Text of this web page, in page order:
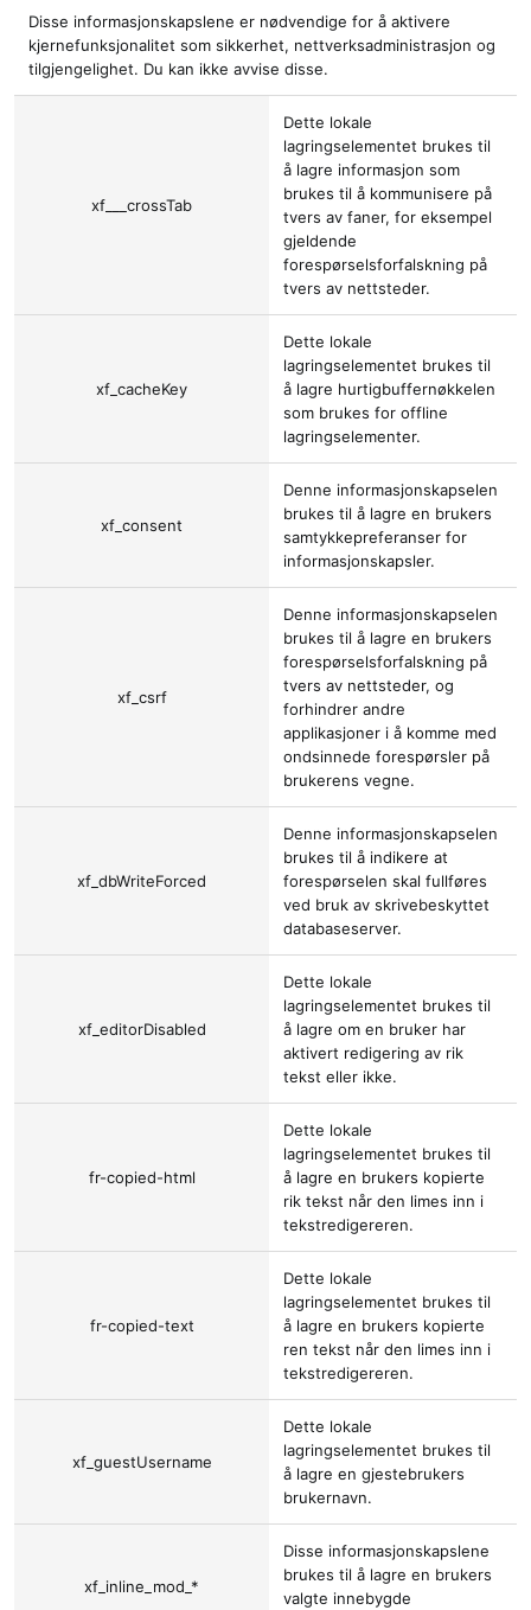
Disse informasjonskapslene er nødvendige for å aktivere
kjernefunksjonalitet som sikkerhet, nettverksadministrasjon og
tilgjengelighet. Du kan ikke avvise disse.
xf___crossTab
Dette lokale
lagringselementet brukes til
å lagre informasjon som
brukes til å kommunisere på
tvers av faner, for eksempel
gjeldende
forespørselsforfalskning på
tvers av nettsteder.
xf_cacheKey
Dette lokale
lagringselementet brukes til
å lagre hurtigbuffernøkkelen
som brukes for offline
lagringselementer.
xf_consent
Denne informasjonskapselen
brukes til å lagre en brukers
samtykkepreferanser for
informasjonskapsler.
xf_csrf
Denne informasjonskapselen
brukes til å lagre en brukers
forespørselsforfalskning på
tvers av nettsteder, og
forhindrer andre
applikasjoner i å komme med
ondsinnede forespørsler på
brukerens vegne.
xf_dbWriteForced
Denne informasjonskapselen
brukes til å indikere at
forespørselen skal fullføres
ved bruk av skrivebeskyttet
databaseserver.
xf_editorDisabled
Dette lokale
lagringselementet brukes til
å lagre om en bruker har
aktivert redigering av rik
tekst eller ikke.
fr-copied-html
Dette lokale
lagringselementet brukes til
å lagre en brukers kopierte
rik tekst når den limes inn i
tekstredigereren.
fr-copied-text
Dette lokale
lagringselementet brukes til
å lagre en brukers kopierte
ren tekst når den limes inn i
tekstredigereren.
xf_guestUsername
Dette lokale
lagringselementet brukes til
å lagre en gjestebrukers
brukernavn.
xf_inline_mod_*
Disse informasjonskapslene
brukes til å lagre en brukers
valgte innebygde